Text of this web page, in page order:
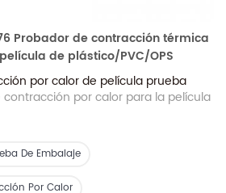
Probador de contracción térmica
de plástico/PVC/OPS
por calor de película prueba
por calor para la película
películas termocontraíbles
copolímeros de etileno y sus
de bebidas, envases
retráctiles para salchichas. película
De Embalaje
Por Calor